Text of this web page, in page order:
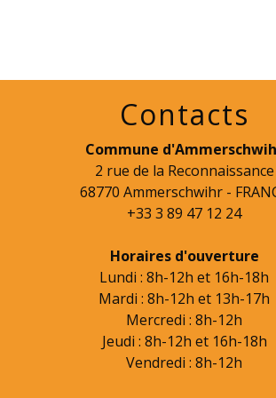
Contacts
Commune
2 rue de la Reconnaissance
68770 Ammerschwihr -
+33 3 89 47 12 24
Horaires d'ouverture
Lundi : 8h-12h et 16h-18h
Mardi : 8h-12h et 13h-17h
Mercredi : 8h-12h
Jeudi : 8h-12h et 16h-18h
Vendredi : 8h-12h